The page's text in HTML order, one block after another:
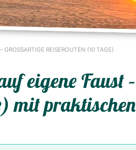
REISEROUTEN (10 TAGE) M
eigene Faust –
mit praktischen